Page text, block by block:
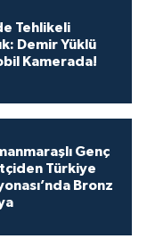
Tehlikeli
Demir Yüklü
Kamerada!
Genç
Türkiye
Bronz